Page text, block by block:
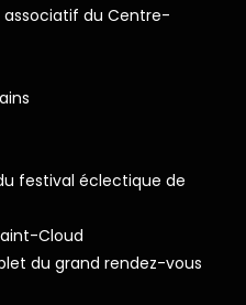
associatif du Centre-
festival éclectique de
Cloud
du grand rendez-vous